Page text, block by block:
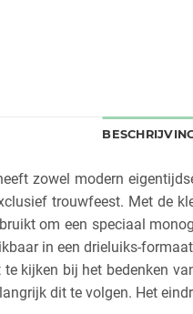
zowel modern
trouwfeest. Met de
om een speciaal
in een drieluiks-
kijken bij het bedenken
dit te volgen. Het